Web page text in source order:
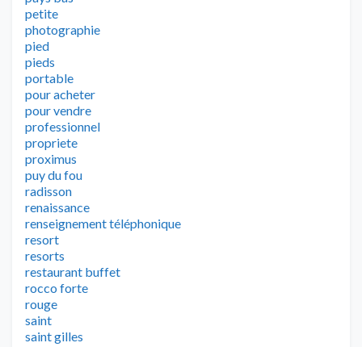
petite
photographie
pied
pieds
portable
pour acheter
pour vendre
professionnel
propriete
proximus
puy du fou
radisson
renaissance
renseignement téléphonique
resort
resorts
restaurant buffet
rocco forte
rouge
saint
saint gilles